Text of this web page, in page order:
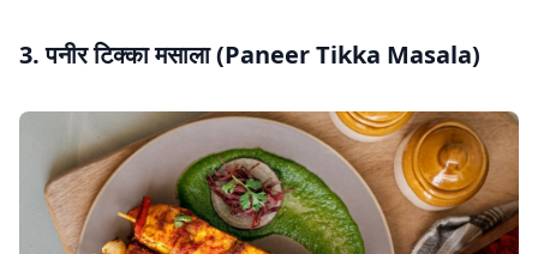
3. पनीर टिक्का मसाला (Paneer Tikka Masala)